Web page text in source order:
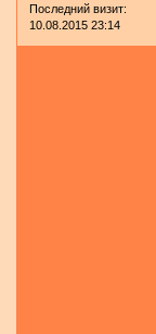
Последний визит:
10.08.2015 23:14